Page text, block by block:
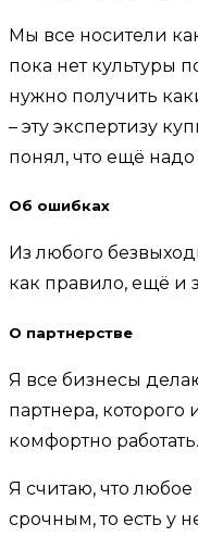
Мы все носители
пока нет культуры
нужно получить
– эту экспертизу
понял, что ещё надо
Об ошибках
Из любого
как правило, ещё и
О партнерстве
Я все бизнесы
партнера, которого
комфортно работать.
Я считаю, что
срочным, то есть у